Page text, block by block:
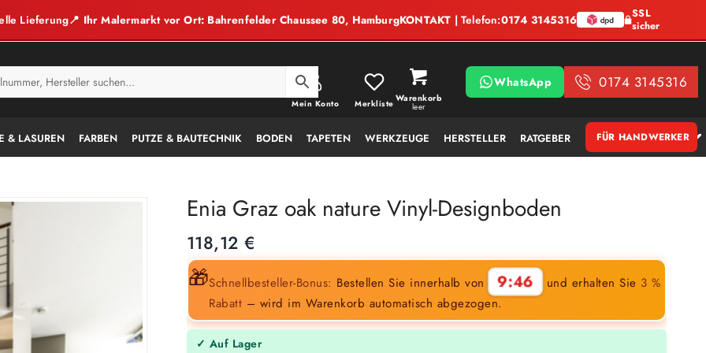
Lieferung📍 Ihr Malermarkt vor Ort: Bahrenfelder Chaussee 80, HamburgKONTAKT | Telefon:0174 3145316
SSL
sicher
Warenkorb
leer
Mein Konto Merkliste
WhatsApp 0174 3145316
& LASUREN FARBEN PUTZE & BAUTECHNIK BODEN TAPETEN WERKZEUGE HERSTELLER RATGEBER FÜR HANDWERKER
Enia Graz oak nature Vinyl-Designboden
118,12€
🎁Schnellbesteller-Bonus: Bestellen Sie innerhalb von 9:45 und erhalten Sie 3 %
Rabatt – wird im Warenkorb automatisch abgezogen.
✓ Auf Lager